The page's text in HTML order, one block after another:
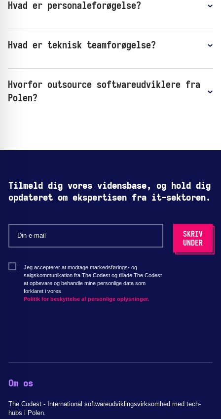
Hvad er personaleforøgelse?
Hvad er teknisk teamforøgelse?
Hvorfor outsource softwareudviklere fra
Polen?
Tilmeld dig vores vidensbase, og hold dig
opdateret om ekspertisen fra it-sektoren.
Jeg accepterer at modtage markedsførings- og
salgskommunikation fra The Codest og tillade The Codest
at opbevare og behandle mine personlige data som
forklaret i vores
Politik for beskyttelse af personlige oplysninger.
Om os
The Codest - International softwareudviklingsvirksomhed med tech-
hubs i Polen.